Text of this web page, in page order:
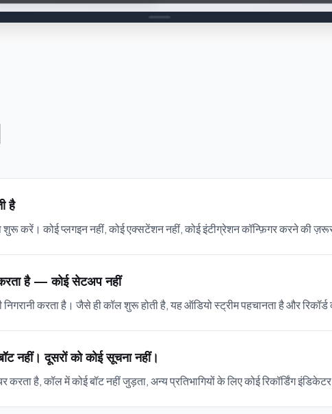
है
करें। कोई प्लगइन नहीं, कोई एक्सटेंशन नहीं, कोई इंटीग्रेशन कॉन्फ़िगर करने की
है — कोई सेटअप नहीं
करता है। जैसे ही कॉल शुरू होती है, यह ऑडियो स्ट्रीम पहचानता है और रिकॉर्ड
नहीं। दूसरों को कोई सूचना नहीं।
है, कॉल में कोई बॉट नहीं जुड़ता, अन्य प्रतिभागियों के लिए कोई रिकॉर्डिंग